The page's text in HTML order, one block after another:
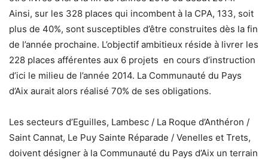
Ainsi, sur les 328 places qui incombent à la CPA, 133, soit
plus de 40%, sont susceptibles d’être construites dès la fin
de l’année prochaine. L’objectif ambitieux réside à livrer les
228 places afférentes aux 6 projets en cours d’instruction
d’ici le milieu de l’année 2014. La Communauté du Pays
d’Aix aurait alors réalisé 70% de ses obligations.
Les secteurs d’Eguilles, Lambesc / La Roque d’Anthéron /
Saint Cannat, Le Puy Sainte Réparade / Venelles et Trets,
doivent désigner à la Communauté du Pays d’Aix un terrain